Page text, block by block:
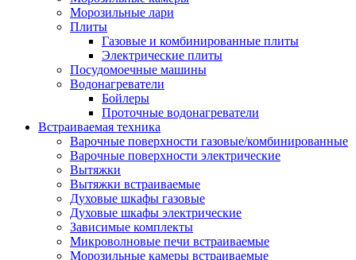
Медицинская техника
Назальные аспираторы
Стетоскопы
Термометры
Тонометры
Электрические грелки
Аудио-видео техника
Аксессуары для аудио-видео техники
Кабели для аудио и видео
Кронштейны для акустики
Магнитолы
Музыкальные центры
Диктофоны
Домашние кинотеатры
Игровые приставки и аксессуары
Аксессуары к игровым
Морозильные лари
Плиты
Газовые и комбинированные плиты
Электрические плиты
Посудомоечные машины
Водонагреватели
Бойлеры
Проточные водонагреватели
Встраиваемая техника
Варочные поверхности газовые/комбинированные
Варочные поверхности электрические
Вытяжки
Вытяжки встраиваемые
Духовые шкафы газовые
Духовые шкафы электрические
Зависимые комплекты
Микроволновые печи встраиваемые
Морозильные камеры встраиваемые